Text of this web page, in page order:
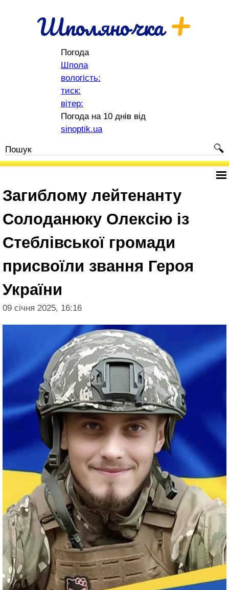
Шполяночка+
Погода
Шпола
вологість:
тиск:
вітер:
Погода на 10 днів від
sinoptik.ua
Загиблому лейтенанту
Солоданюку Олексію із
Стеблівської громади
присвоїли звання Героя
України
09 січня 2025, 16:16